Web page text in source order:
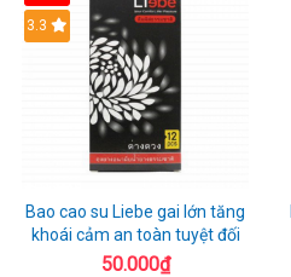
3.3
Bao cao su Liebe gai lớn tăng
khoái cảm an toàn tuyệt đối
50.000₫